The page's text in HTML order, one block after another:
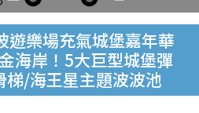
遊樂場充氣城堡嘉年華
海岸！5大巨型城堡彈
/海王星主題波波池